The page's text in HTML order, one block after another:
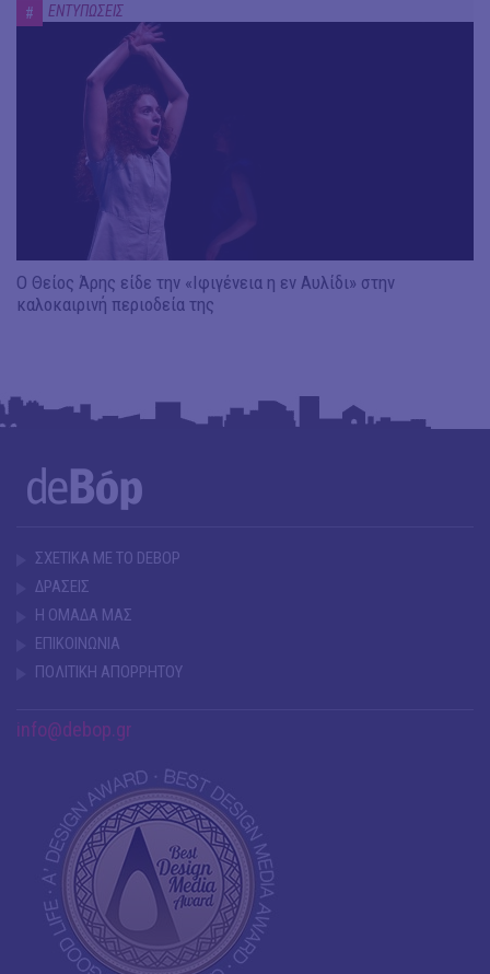
# ΕΝΤΥΠΩΣΕΙΣ
Ο Θείος Άρης είδε την «Ιφιγένεια η εν Αυλίδι» στην
καλοκαιρινή περιοδεία της
ΣΧΕΤΙΚΑ ΜΕ ΤΟ DEBOP
ΔΡΑΣΕΙΣ
Η ΟΜΑΔΑ ΜΑΣ
ΕΠΙΚΟΙΝΩΝΙΑ
ΠΟΛΙΤΙΚΗ ΑΠΟΡΡΗΤΟΥ
info@debop.gr